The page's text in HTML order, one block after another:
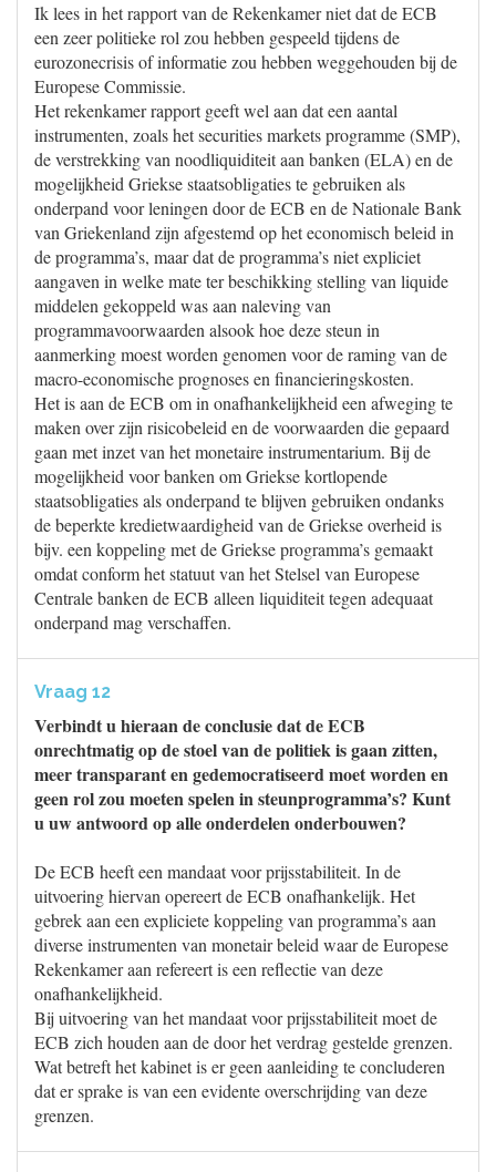
Ik lees in het rapport van de Rekenkamer niet dat de ECB
een zeer politieke rol zou hebben gespeeld tijdens de
eurozonecrisis of informatie zou hebben weggehouden bij de
Europese Commissie.
Het rekenkamer rapport geeft wel aan dat een aantal
instrumenten, zoals het securities markets programme (SMP),
de verstrekking van noodliquiditeit aan banken (ELA) en de
mogelijkheid Griekse staatsobligaties te gebruiken als
onderpand voor leningen door de ECB en de Nationale Bank
van Griekenland zijn afgestemd op het economisch beleid in
de programma’s, maar dat de programma’s niet expliciet
aangaven in welke mate ter beschikking stelling van liquide
middelen gekoppeld was aan naleving van
programmavoorwaarden alsook hoe deze steun in
aanmerking moest worden genomen voor de raming van de
macro-economische prognoses en financieringskosten.
Het is aan de ECB om in onafhankelijkheid een afweging te
maken over zijn risicobeleid en de voorwaarden die gepaard
gaan met inzet van het monetaire instrumentarium. Bij de
mogelijkheid voor banken om Griekse kortlopende
staatsobligaties als onderpand te blijven gebruiken ondanks
de beperkte kredietwaardigheid van de Griekse overheid is
bijv. een koppeling met de Griekse programma’s gemaakt
omdat conform het statuut van het Stelsel van Europese
Centrale banken de ECB alleen liquiditeit tegen adequaat
onderpand mag verschaffen.
Vraag 12
Verbindt u hieraan de conclusie dat de ECB
onrechtmatig op de stoel van de politiek is gaan zitten,
meer transparant en gedemocratiseerd moet worden en
geen rol zou moeten spelen in steunprogramma’s? Kunt
u uw antwoord op alle onderdelen onderbouwen?
De ECB heeft een mandaat voor prijsstabiliteit. In de
uitvoering hiervan opereert de ECB onafhankelijk. Het
gebrek aan een expliciete koppeling van programma’s aan
diverse instrumenten van monetair beleid waar de Europese
Rekenkamer aan refereert is een reflectie van deze
onafhankelijkheid.
Bij uitvoering van het mandaat voor prijsstabiliteit moet de
ECB zich houden aan de door het verdrag gestelde grenzen.
Wat betreft het kabinet is er geen aanleiding te concluderen
dat er sprake is van een evidente overschrijding van deze
grenzen.